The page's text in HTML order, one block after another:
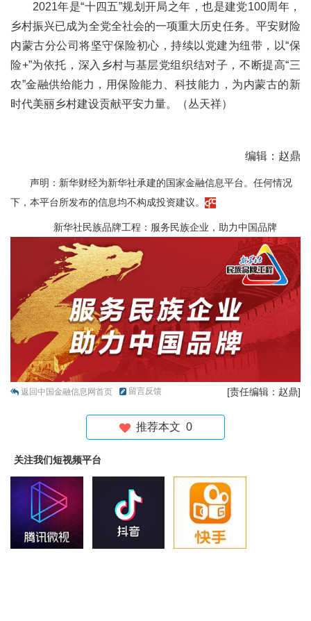
2021年是“十四五”规划开局之年，也是建党100周年，
乡村振兴已成为全党全社会的一项重大历史任务。平安财险
内蒙古分公司将坚守保险初心，持续以党建为纽带，以“保
险+”为依托，深入乡村与基层党组织结对子，不断提高“三
农”金融供给能力，用保险能力、科技能力，为内蒙古的新
时代美丽乡村建设贡献平安力量。（丛天祥）
编辑：赵鼎
声明：新华财经为新华社承建的国家金融信息平台。任何情况
下，本平台所发布的信息均不构成投资建议。
新华社民族品牌工程：服务民族企业，助力中国品牌
返回中国金融信息网首页 留言反馈 [责任编辑：赵鼎]
推荐本文 0
关注我们短视频平台